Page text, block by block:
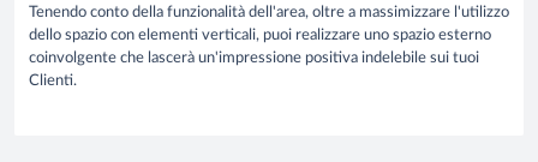
Tenendo conto della funzionalità dell'area, oltre a massimizzare l'utilizzo
dello spazio con elementi verticali, puoi realizzare uno spazio esterno
coinvolgente che lascerà un'impressione positiva indelebile sui tuoi
Clienti.